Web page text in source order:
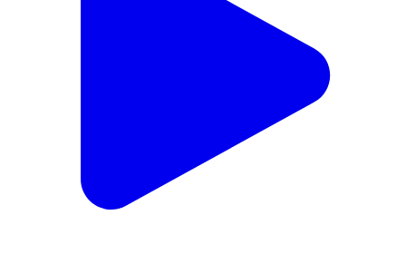
थावे मंदिर के काम में देरी पर प्रशासन सख्त! डिएम ने लगाई